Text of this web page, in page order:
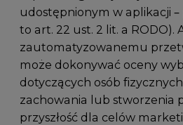
udostępnionym w aplikacji
to art. 22 ust. 2 lit. a RODO).
zautomatyzowanemu
może dokonywać oceny
dotyczących osób
zachowania lub stworzenia
przyszłość dla celów